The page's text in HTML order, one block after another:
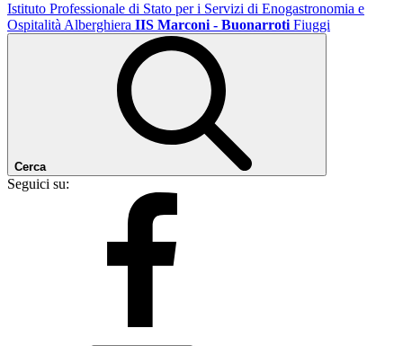
Istituto Professionale di Stato per i Servizi di Enogastronomia e
Ospitalità Alberghiera IIS Marconi - Buonarroti Fiuggi
Cerca
Seguici su: